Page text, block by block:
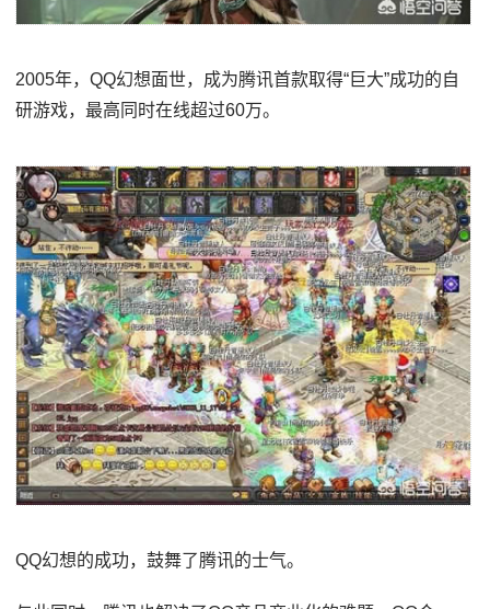
2005年，QQ幻想面世，成为腾讯首款取得“巨大”成功的自
研游戏，最高同时在线超过60万。
QQ幻想的成功，鼓舞了腾讯的士气。